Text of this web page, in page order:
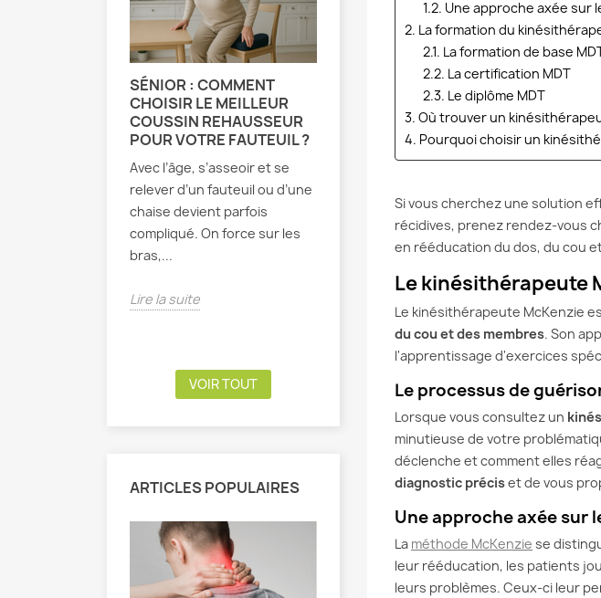
SÉNIOR : COMMENT
CHOISIR LE MEILLEUR
COUSSIN REHAUSSEUR
POUR VOTRE FAUTEUIL ?
Avec l’âge, s’asseoir et se
relever d’un fauteuil ou d’une
chaise devient parfois
compliqué. On force sur les
bras,...
Lire la suite
MAL DE DOS LOMBAIRE :
CAUSES, SOLUTIONS ET
CONSEILS POUR
SOULAGER LES
DOULEURS
aïe ! Ce fichu mal de dos
lombaire est encore là.
Difficile de se pencher, de
marcher...
Lire la suite
à
Vous
Lire la
VOIR TOUT
ARTICLES POPULAIRES
1.2. Une approche axée sur
2. La formation du
2.1. La formation de base
2.2. La certification MDT
2.3. Le diplôme MDT
3. Où trouver un
4. Pourquoi choisir un
Si vous cherchez une solution
récidives, prenez rendez-vous
en rééducation du dos, du cou
Le kinésithérapeute
Le kinésithérapeute McKenzie
du cou et des membres. Son
l'apprentissage d'exercices
Le processus de
Lorsque vous consultez un
minutieuse de votre
déclenche et comment elles
diagnostic préciset de vous
Une approche axée sur
La méthode McKenzie se
leur rééducation, les patients
leurs problèmes. Ceux-ci leur